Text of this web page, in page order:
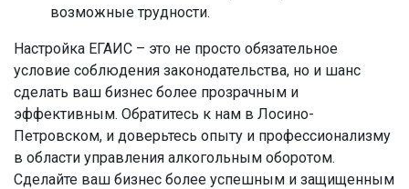
возможные трудности.
Настройка ЕГАИС – это не просто обязательное
условие соблюдения законодательства, но и шанс
сделать ваш бизнес более прозрачным и
эффективным. Обратитесь к нам в Лосино-
Петровском, и доверьтесь опыту и профессионализму
в области управления алкогольным оборотом.
Сделайте ваш бизнес более успешным и защищенным